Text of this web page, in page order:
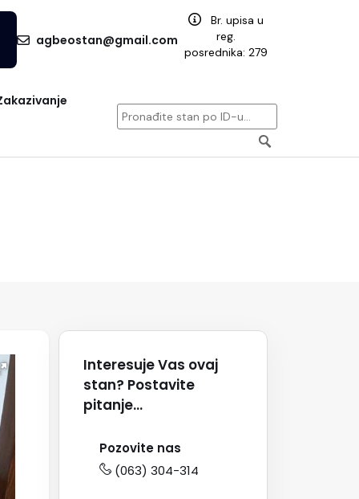
agbeostan@gmail.com
Br. upisa u
reg.
posrednika: 279
Interesuje Vas ovaj
stan? Postavite
pitanje...
Pozovite nas
(063) 304-314